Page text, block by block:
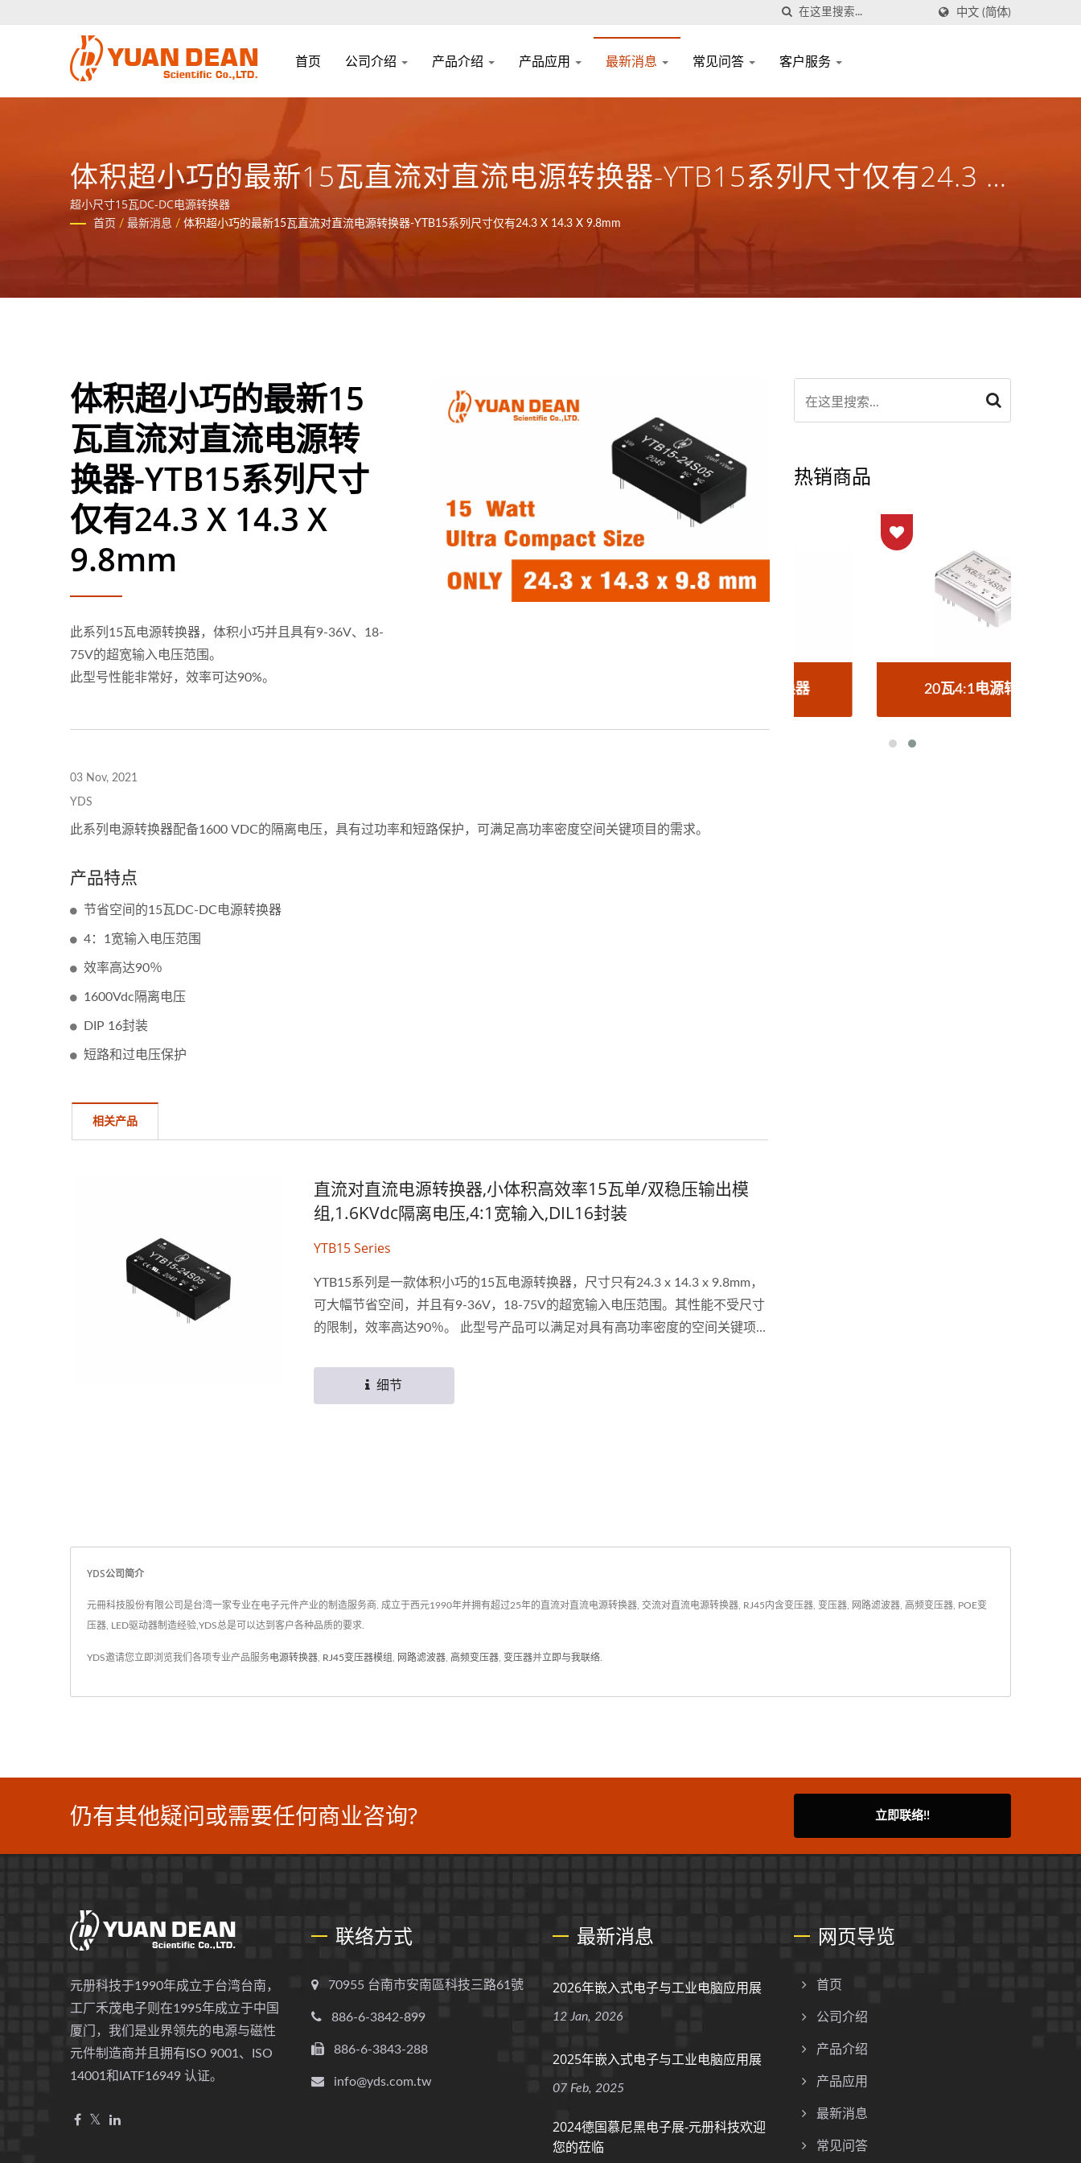
中文 (简体)
首页 公司介绍 产品介绍 产品应用 最新消息 常见问答 客户服务
体积超小巧的最新15瓦直流对直流电源转换器-YTB15系列尺寸仅有24.3 X
14.3 X 9.8mm
超小尺寸15瓦DC-DC电源转换器
首页 / 最新消息 / 体积超小巧的最新15瓦直流对直流电源转换器-YTB15系列尺寸仅有24.3 X 14.3 X 9.8mm
体积超小巧的最新15
瓦直流对直流电源转
换器-YTB15系列尺寸
仅有24.3 X 14.3 X
9.8mm
此系列15瓦电源转换器，体积小巧并且具有9-36V、18-
75V的超宽输入电压范围。
此型号性能非常好，效率可达90%。
03 Nov, 2021
YDS
此系列电源转换器配备1600 VDC的隔离电压，具有过功率和短路保护，可满足高功率密度空间关键项目的需求。
产品特点
节省空间的15瓦DC-DC电源转换器
4：1宽输入电压范围
效率高达90％
1600Vdc隔离电压
DIP 16封装
短路和过电压保护
相关产品
直流对直流电源转换器,小体积高效率15瓦单/双稳压输出模
组,1.6KVdc隔离电压,4:1宽输入,DIL16封装
YTB15 Series
YTB15系列是一款体积小巧的15瓦电源转换器，尺寸只有24.3 x 14.3 x 9.8mm，
可大幅节省空间，并且有9-36V，18-75V的超宽输入电压范围。其性能不受尺寸
的限制，效率高达90％。 此型号产品可以满足对具有高功率密度的空间关键项
接受产品客制化，售后提供产品3年保固。
细节
热销商品
20瓦4:1电源转换器
YDS公司简介
元冊科技股份有限公司是台湾一家专业在电子元件产业的制造服务商. 成立于西元1990年并拥有超过25年的直流对直流电源转换器, 交流对直流电源转换器, RJ45内含变压器, 变压器, 网路滤波器, 高频变压器, POE变
压器, LED驱动器制造经验,YDS总是可以达到客户各种品质的要求.
YDS邀请您立即浏览我们各项专业产品服务电源转换器 RJ45变压器模组 网路滤波器 高频变压器 变压器并立即与我联络
仍有其他疑问或需要任何商业咨询? 立即联络!!
元册科技于1990年成立于台湾台南，
工厂禾茂电子则在1995年成立于中国
厦门，我们是业界领先的电源与磁性
元件制造商并且拥有ISO 9001、ISO
14001和IATF16949 认证。
联络方式
70955 台南市安南區科技三路61號
886-6-3842-899
886-6-3843-288
info@yds.com.tw
最新消息
2026年嵌入式电子与工业电脑应用展
12 Jan, 2026
2025年嵌入式电子与工业电脑应用展
07 Feb, 2025
2024德国慕尼黑电子展-元册科技欢迎
您的莅临
网页导览
首页
公司介绍
产品介绍
产品应用
最新消息
常见问答